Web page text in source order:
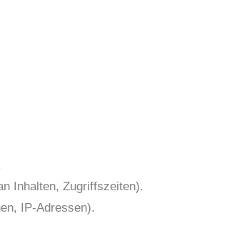
Inhalten, Zugriffszeiten).
IP-Adressen).